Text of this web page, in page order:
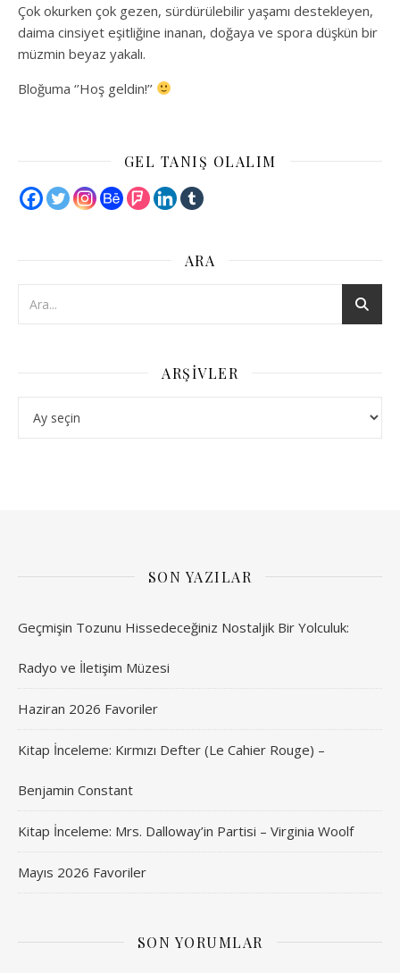
Çok okurken çok gezen, sürdürülebilir yaşamı destekleyen,
daima cinsiyet eşitliğine inanan, doğaya ve spora düşkün bir
müzmin beyaz yakalı.
Bloğuma ‘’Hoş geldin!’’
GEL TANIŞ OLALIM
ARA
ARŞIVLER
SON YAZILAR
Geçmişin Tozunu Hissedeceğiniz Nostaljik Bir Yolculuk:
Radyo ve İletişim Müzesi
Haziran 2026 Favoriler
Kitap İnceleme: Kırmızı Defter (Le Cahier Rouge) –
Benjamin Constant
Kitap İnceleme: Mrs. Dalloway’in Partisi – Virginia Woolf
Mayıs 2026 Favoriler
SON YORUMLAR